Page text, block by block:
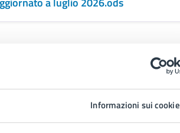
Informazioni sui cookie